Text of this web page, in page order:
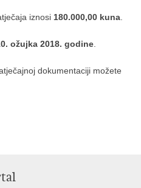
iznosi 180.000,00 kuna
ožujka 2018. godine
dokumentaciji možete